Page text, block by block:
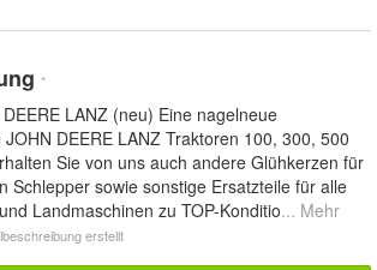
*
LANZ (neu) Eine nagelneue
DEERE LANZ Traktoren 100, 300, 500
Sie von uns auch andere Glühkerzen für
Schlepper sowie sonstige Ersatzteile für alle
Landmaschinen zu TOP-Konditio... Mehr
erstellt